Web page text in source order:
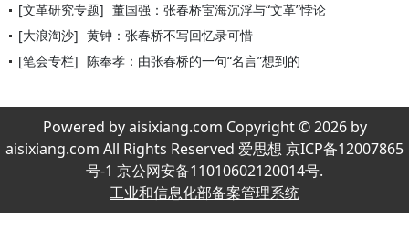
[文革研究专题] 董国强：张春桥宦海沉浮与“文革”悖论
[大浪淘沙] 黄钟：张春桥不写回忆录可惜
[笔会专栏] 陈奉孝：由张春桥的一句“名言”想到的
Powered by aisixiang.com Copyright © 2026 by
aisixiang.com All Rights Reserved 爱思想 京ICP备12007865
号-1 京公网安备11010602120014号.
工业和信息化部备案管理系统